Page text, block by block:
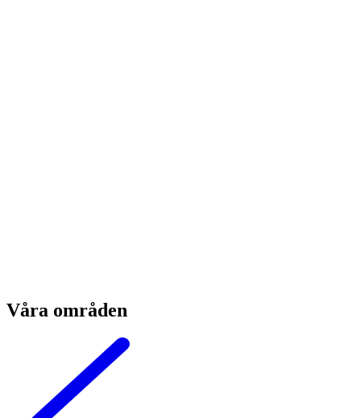
Våra områden